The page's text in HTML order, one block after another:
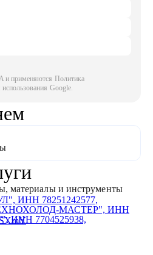
и применяются Политика
Google.
материалы и инструменты